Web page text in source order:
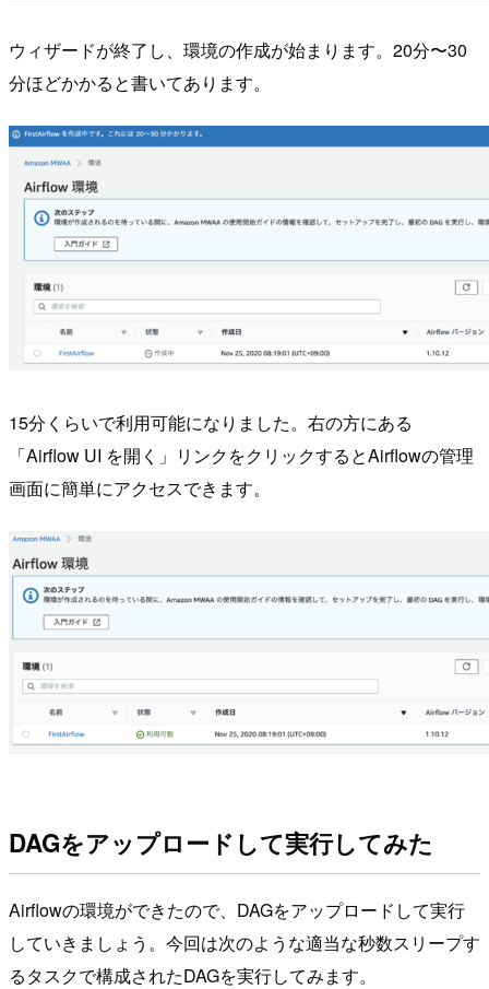
ウィザードが終了し、環境の作成が始まります。20分〜30
分ほどかかると書いてあります。
15分くらいで利用可能になりました。右の方にある
「Airflow UI を開く」リンクをクリックするとAirflowの管理
画面に簡単にアクセスできます。
DAGをアップロードして実行してみた
Airflowの環境ができたので、DAGをアップロードして実行
していきましょう。今回は次のような適当な秒数スリープす
るタスクで構成されたDAGを実行してみます。